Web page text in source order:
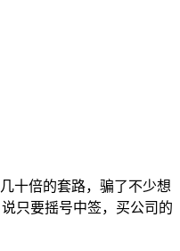
十倍的套路，骗了不少想
只要摇号中签，买公司的